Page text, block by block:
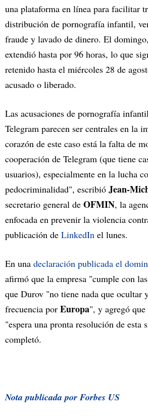
una plataforma en línea para facilitar
distribución de pornografía infantil,
fraude y lavado de dinero. El
extendió hasta por 96 horas, lo que
retenido hasta el miércoles 28 de
acusado o liberado.
Las acusaciones de pornografía
Telegram parecen ser centrales en la
corazón de este caso está la falta de
cooperación de Telegram (que tiene
usuarios), especialmente en la lucha
pedocriminalidad", escribió Jean-
secretario general de OFMIN, la
enfocada en prevenir la violencia
publicación de LinkedIn el lunes.
En una declaración publicada el
afirmó que la empresa "cumple con
que Durov "no tiene nada que ocultar
frecuencia por Europa", y agregó
"espera una pronta resolución de esta
completó.
Nota publicada por Forbes US